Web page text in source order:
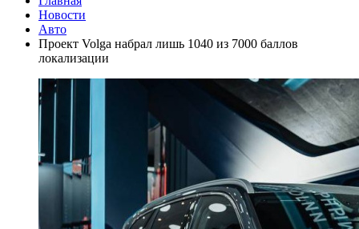
Новости
Авто
Проект Volga набрал лишь 1040 из 7000 баллов
локализации